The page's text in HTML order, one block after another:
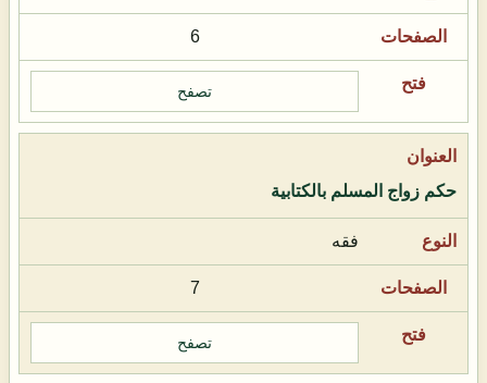
6
تصفح
حكم زواج المسلم بالكتابية
فقه
7
تصفح